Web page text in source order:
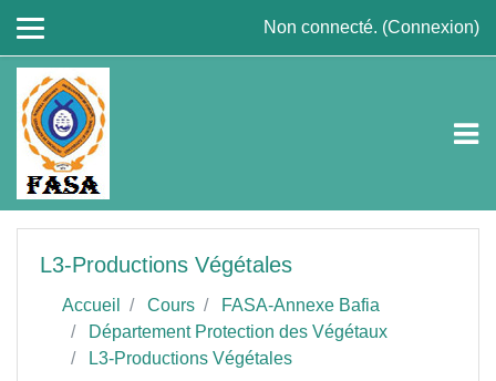
Non connecté. (Connexion)
L3-Productions Végétales
Accueil Cours
FASA-Annexe Bafia
Département Protection des Végétaux
L3-Productions Végétales